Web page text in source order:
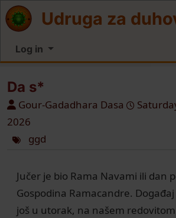
Site identity,
Udruga za
Log in
Da s*
Gour-Gadadhara Dasa
2026
ggd
Jučer je bio Rama Navami ili dan
Gospodina Ramacandre.
još u utorak, na našem